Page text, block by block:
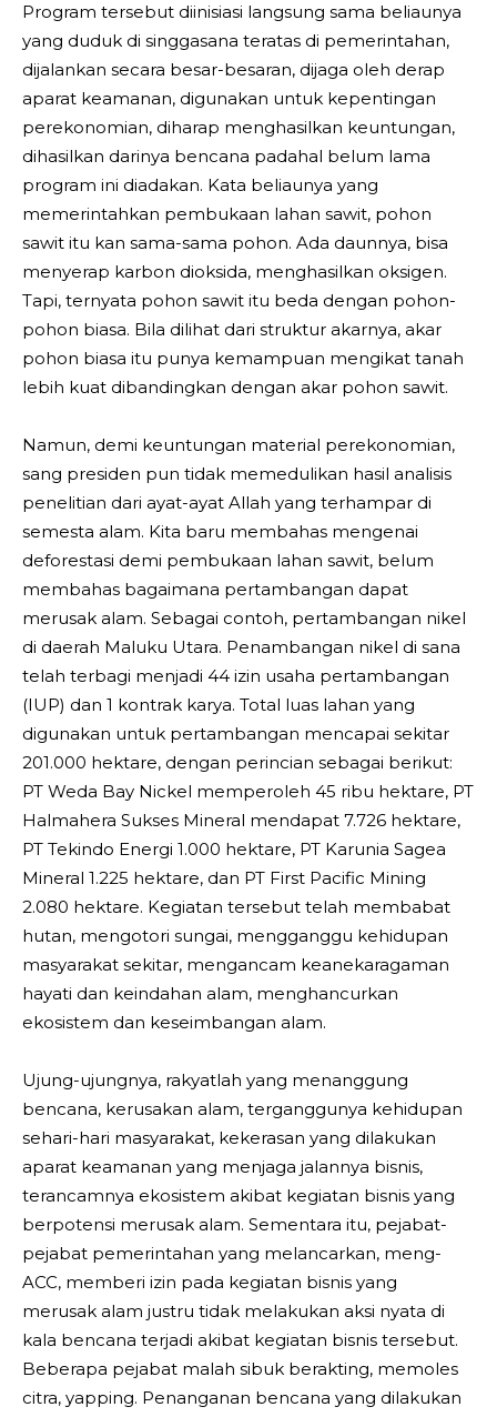
Program tersebut diinisiasi langsung sama beliaunya
yang duduk di singgasana teratas di pemerintahan,
dijalankan secara besar-besaran, dijaga oleh derap
aparat keamanan, digunakan untuk kepentingan
perekonomian, diharap menghasilkan keuntungan,
dihasilkan darinya bencana padahal belum lama
program ini diadakan. Kata beliaunya yang
memerintahkan pembukaan lahan sawit, pohon
sawit itu kan sama-sama pohon. Ada daunnya, bisa
menyerap karbon dioksida, menghasilkan oksigen.
Tapi, ternyata pohon sawit itu beda dengan pohon-
pohon biasa. Bila dilihat dari struktur akarnya, akar
pohon biasa itu punya kemampuan mengikat tanah
lebih kuat dibandingkan dengan akar pohon sawit.
Namun, demi keuntungan material perekonomian,
sang presiden pun tidak memedulikan hasil analisis
penelitian dari ayat-ayat Allah yang terhampar di
semesta alam. Kita baru membahas mengenai
deforestasi demi pembukaan lahan sawit, belum
membahas bagaimana pertambangan dapat
merusak alam. Sebagai contoh, pertambangan nikel
di daerah Maluku Utara. Penambangan nikel di sana
telah terbagi menjadi 44 izin usaha pertambangan
(IUP) dan 1 kontrak karya. Total luas lahan yang
digunakan untuk pertambangan mencapai sekitar
201.000 hektare, dengan perincian sebagai berikut:
PT Weda Bay Nickel memperoleh 45 ribu hektare, PT
Halmahera Sukses Mineral mendapat 7.726 hektare,
PT Tekindo Energi 1.000 hektare, PT Karunia Sagea
Mineral 1.225 hektare, dan PT First Pacific Mining
2.080 hektare. Kegiatan tersebut telah membabat
hutan, mengotori sungai, mengganggu kehidupan
masyarakat sekitar, mengancam keanekaragaman
hayati dan keindahan alam, menghancurkan
ekosistem dan keseimbangan alam.
Ujung-ujungnya, rakyatlah yang menanggung
bencana, kerusakan alam, terganggunya kehidupan
sehari-hari masyarakat, kekerasan yang dilakukan
aparat keamanan yang menjaga jalannya bisnis,
terancamnya ekosistem akibat kegiatan bisnis yang
berpotensi merusak alam. Sementara itu, pejabat-
pejabat pemerintahan yang melancarkan, meng-
ACC, memberi izin pada kegiatan bisnis yang
merusak alam justru tidak melakukan aksi nyata di
kala bencana terjadi akibat kegiatan bisnis tersebut.
Beberapa pejabat malah sibuk berakting, memoles
citra, yapping. Penanganan bencana yang dilakukan